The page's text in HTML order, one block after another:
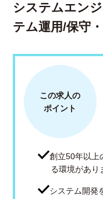
システムエン
テム運用/保守
この求人の
ポイント
創立50年以上
る環境があり
システム開発